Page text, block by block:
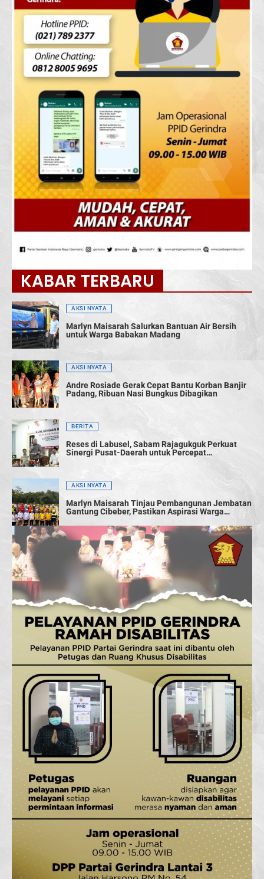
KABAR TERBARU
AKSI NYATA
Marlyn Maisarah Salurkan Bantuan Air Bersih
untuk Warga Babakan Madang
AKSI NYATA
Andre Rosiade Gerak Cepat Bantu Korban Banjir
Padang, Ribuan Nasi Bungkus Dibagikan
BERITA
Reses di Labusel, Sabam Rajagukguk Perkuat
Sinergi Pusat-Daerah untuk Percepat
AKSI NYATA
Marlyn Maisarah Tinjau Pembangunan Jembatan
Gantung Cibeber, Pastikan Aspirasi Warga